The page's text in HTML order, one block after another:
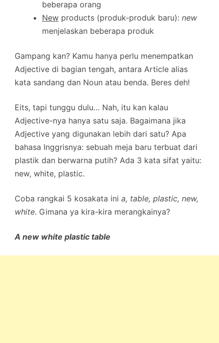
beberapa orang
New products (produk-produk baru): new
menjelaskan beberapa produk
Gampang kan? Kamu hanya perlu menempatkan
Adjective di bagian tengah, antara Article alias
kata sandang dan Noun atau benda. Beres deh!
Eits, tapi tunggu dulu… Nah, itu kan kalau
Adjective-nya hanya satu saja. Bagaimana jika
Adjective yang digunakan lebih dari satu? Apa
bahasa Inggrisnya: sebuah meja baru terbuat dari
plastik dan berwarna putih? Ada 3 kata sifat yaitu:
new, white, plastic.
Coba rangkai 5 kosakata ini a, table, plastic, new,
white. Gimana ya kira-kira merangkainya?
A new white plastic table